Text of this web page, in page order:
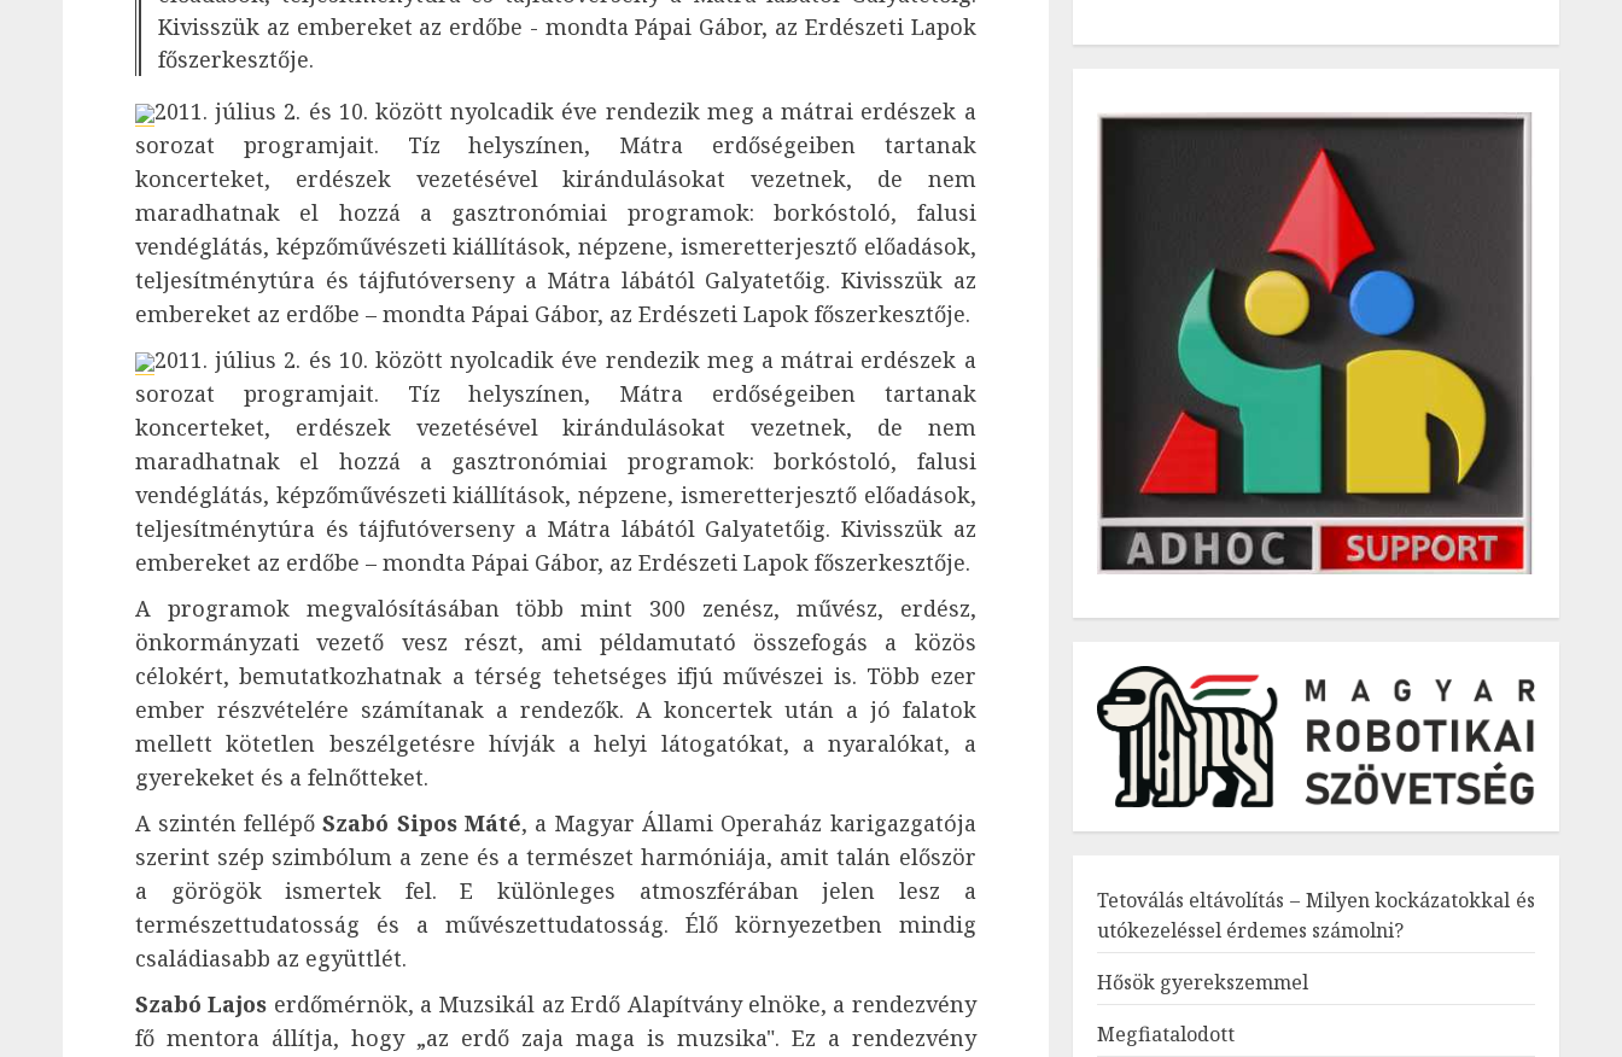
Kivisszük az embereket az erdőbe - mondta Pápai Gábor, az Erdészeti Lapok
főszerkesztője.
2011. július 2. és 10. között nyolcadik éve rendezik meg a mátrai erdészek a
sorozat programjait. Tíz helyszínen, Mátra erdőségeiben tartanak
koncerteket, erdészek vezetésével kirándulásokat vezetnek, de nem
maradhatnak el hozzá a gasztronómiai programok: borkóstoló, falusi
vendéglátás, képzőművészeti kiállítások, népzene, ismeretterjesztő előadások,
teljesítménytúra és tájfutóverseny a Mátra lábától Galyatetőig. Kivisszük az
embereket az erdőbe – mondta Pápai Gábor, az Erdészeti Lapok főszerkesztője.
2011. július 2. és 10. között nyolcadik éve rendezik meg a mátrai erdészek a
sorozat programjait. Tíz helyszínen, Mátra erdőségeiben tartanak
koncerteket, erdészek vezetésével kirándulásokat vezetnek, de nem
maradhatnak el hozzá a gasztronómiai programok: borkóstoló, falusi
vendéglátás, képzőművészeti kiállítások, népzene, ismeretterjesztő előadások,
teljesítménytúra és tájfutóverseny a Mátra lábától Galyatetőig. Kivisszük az
embereket az erdőbe – mondta Pápai Gábor, az Erdészeti Lapok főszerkesztője.
A programok megvalósításában több mint 300 zenész, művész, erdész,
önkormányzati vezető vesz részt, ami példamutató összefogás a közös
célokért, bemutatkozhatnak a térség tehetséges ifjú művészei is. Több ezer
ember részvételére számítanak a rendezők. A koncertek után a jó falatok
mellett kötetlen beszélgetésre hívják a helyi látogatókat, a nyaralókat, a
gyerekeket és a felnőtteket.
A szintén fellépőSzabó Sipos Máté, a Magyar Állami Operaház karigazgatója
szerint szép szimbólum a zene és a természet harmóniája, amit talán először
a görögök ismertek fel. E különleges atmoszférában jelen lesz a
természettudatosság és a művészettudatosság. Élő környezetben mindig
családiasabb az együttlét.
Szabó Lajos erdőmérnök, a Muzsikál az Erdő Alapítvány elnöke, a rendezvény
fő mentora állítja, hogy „az erdő zaja maga is muzsika". Ez a rendezvény
Tetoválás eltávolítás – Milyen kockázatokkal és
utókezeléssel érdemes számolni?
Hősök gyerekszemmel
Megfiatalodott